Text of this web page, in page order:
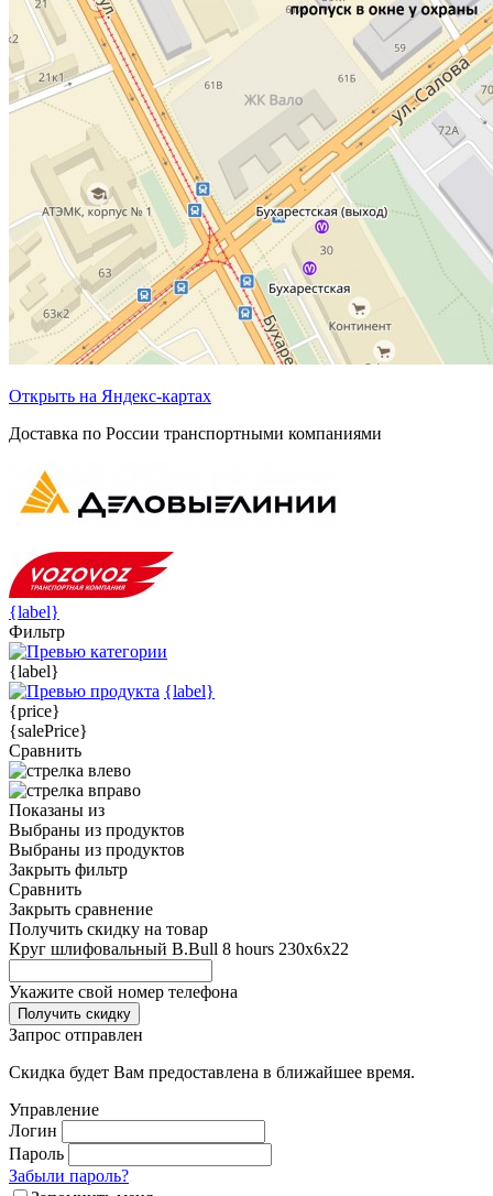
Открыть на Яндекс-картах
Доставка по России транспортными компаниями
{label}
Фильтр
{label}
{label}
{price}
{salePrice}
Сравнить
Показаны из
Выбраны из продуктов
Выбраны из продуктов
Закрыть фильтр
Сравнить
Закрыть сравнение
Получить скидку на товар
Круг шлифовальный B.Bull 8 hours 230х6х22
Укажите свой номер телефона
Получить скидку
Запрос отправлен
Скидка будет Вам предоставлена в ближайшее время.
Управление
Логин
Пароль
Забыли пароль?